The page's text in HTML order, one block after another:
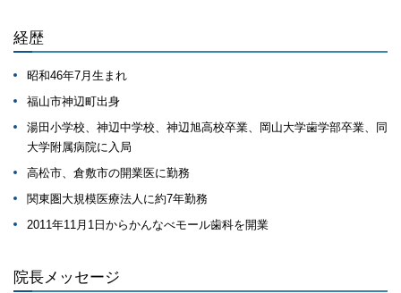
経歴
昭和46年7月生まれ
福山市神辺町出身
湯田小学校、神辺中学校、神辺旭高校卒業、岡山大学歯学部卒業、同
大学附属病院に入局
高松市、倉敷市の開業医に勤務
関東圏大規模医療法人に約7年勤務
2011年11月1日からかんなべモール歯科を開業
院長メッセージ